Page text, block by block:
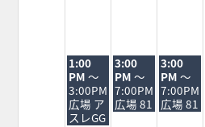
火
曜
日,
8
月
1:00
PM ～
3:00PM
広場 ア
スレGG
水
曜
日,
8
月
3:00
PM ～
7:00PM
広場 81
木
曜
日,
8
月
3:00
PM ～
7:00PM
広場 81